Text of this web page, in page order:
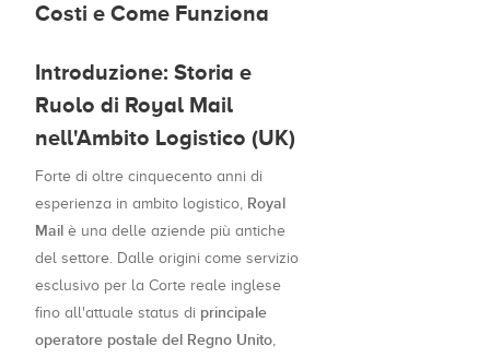
Costi e Come Funziona
Introduzione: Storia e
Ruolo di Royal Mail
nell'Ambito Logistico (UK)
Forte di oltre cinquecento anni di
esperienza in ambito logistico, Royal
Mail è una delle aziende più antiche
del settore. Dalle origini come servizio
esclusivo per la Corte reale inglese
fino all'attuale status di principale
operatore postale del Regno Unito,